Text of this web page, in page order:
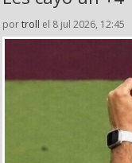
portroll el 8 jul 2026, 12:45